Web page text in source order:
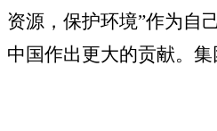
资源，保护环境”作为自
中国作出更大的贡献。